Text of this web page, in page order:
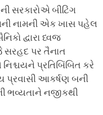
સરકારોએ બીટિંગ
નામની એક ખાસ પહેલ
દ્વારા ધ્વજ
સરહદ પર તૈનાત
પ્રતિબિંબિત કરે
પ્રવાસી આકર્ષણ બની
ભવ્યતાને નજીકથી